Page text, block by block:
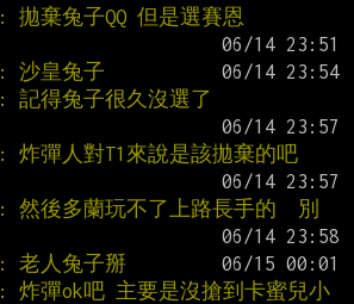
: 拋棄兔子QQ 但是選賽恩
: 沙皇兔子
: 記得兔子很久沒選了
: 炸彈人對T1來說是該拋棄的吧
: 然後多蘭玩不了上路長手的  別
: 老人兔子掰
: 炸彈ok吧 主要是沒搶到卡蜜兒小